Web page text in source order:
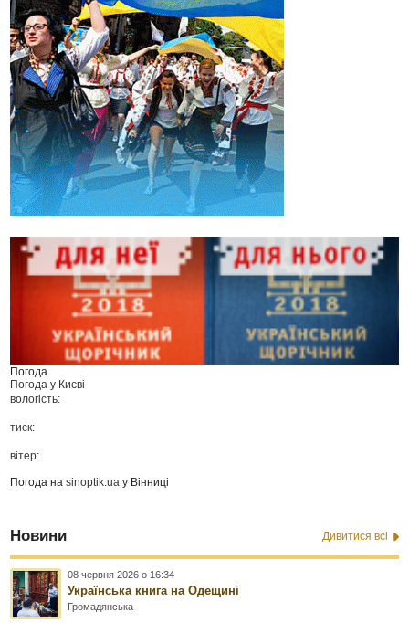
Погода
Погода у Києві
вологість:
тиск:
вітер:
Погода наsinoptik.ua у Вінниці
Новини Дивитися всі
08 червня 2026 о 16:34
Українська книга на Одещині
Громадянська